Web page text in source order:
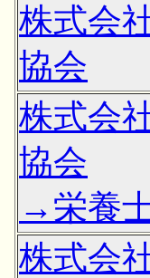
株式会
協会
株式会
協会
→栄養
株式会